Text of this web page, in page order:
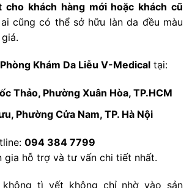
cho khách hàng mới hoặc khách cũ
cũng có thể sở hữu làn da đều màu
Phòng Khám Da Liễu V-Medical tại:
Thảo, Phường Xuân Hòa, TP.HCM
Phường Cửa Nam, TP. Hà Nội
094 384 7799
gia hỗ trợ và tư vấn chi tiết nhất.
tì vết không chỉ nhờ vào sản